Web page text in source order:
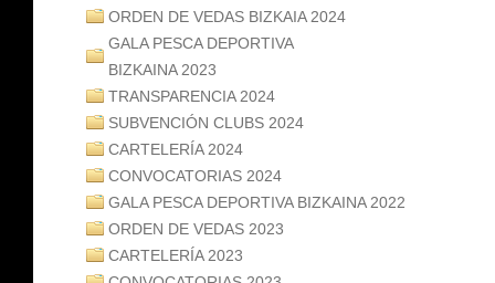
ORDEN DE VEDAS BIZKAIA 2024
GALA PESCA DEPORTIVA
BIZKAINA 2023
TRANSPARENCIA 2024
SUBVENCIÓN CLUBS 2024
CARTELERÍA 2024
CONVOCATORIAS 2024
GALA PESCA DEPORTIVA BIZKAINA 2022
ORDEN DE VEDAS 2023
CARTELERÍA 2023